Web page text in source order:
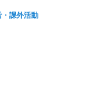
・課外活動